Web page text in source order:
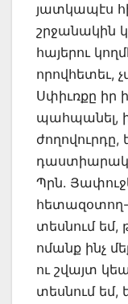
յատկապէս
շրջանակին
հայերու
որովհետեւ,
Սփիւռքը իր
պահպանել,
ժողովուրդը,
Պրն.
հետազօտող-
տեսնում եմ,
ոմանք ինչ
ու շվայտ
տեսնում եմ,